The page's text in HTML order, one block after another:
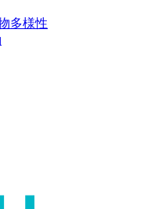
多様性